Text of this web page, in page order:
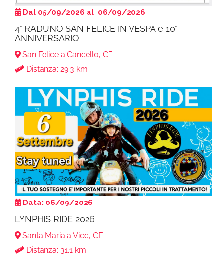
Dal 05/09/2026 al 06/09/2026
4° RADUNO SAN FELICE IN VESPA e 10°
ANNIVERSARIO
San Felice a Cancello, CE
Distanza: 29.3 km
Data: 06/09/2026
LYNPHIS RIDE 2026
Santa Maria a Vico, CE
Distanza: 31.1 km